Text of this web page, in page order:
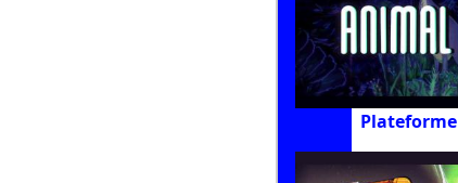
Plateforme